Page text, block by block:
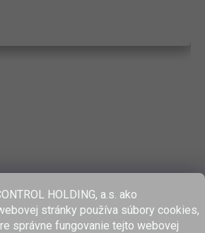
HOLDING, a.s. ako
stránky používa súbory cookies,
správne fungovanie tejto webovej